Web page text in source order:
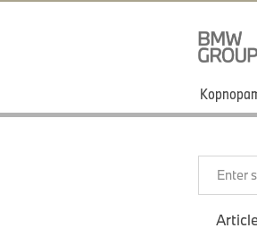
Enter